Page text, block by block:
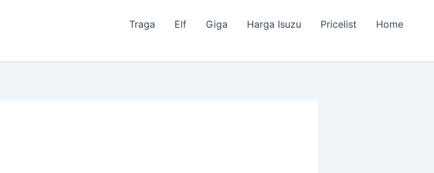
Traga Elf Giga Harga Isuzu Pricelist Home